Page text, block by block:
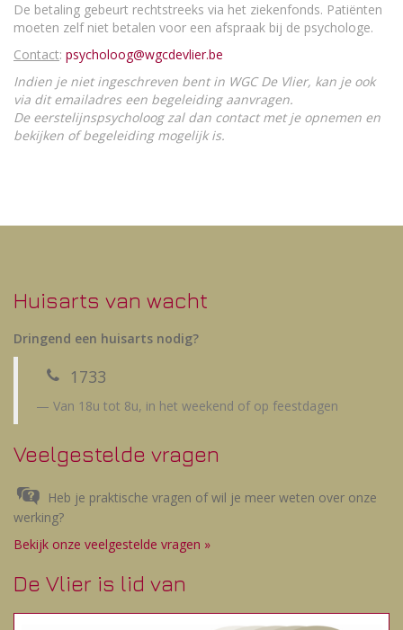
De betaling gebeurt rechtstreeks via het ziekenfonds. Patiënten
moeten zelf niet betalen voor een afspraak bij de psychologe.
Contact: psycholoog@wgcdevlier.be
Indien je niet ingeschreven bent in WGC De Vlier, kan je ook
via dit emailadres een begeleiding aanvragen.
De eerstelijnspsycholoog zal dan contact met je opnemen en
bekijken of begeleiding mogelijk is.
Huisarts van wacht
Dringend een huisarts nodig?
1733
Van 18u tot 8u, in het weekend of op feestdagen
Veelgestelde vragen
Heb je praktische vragen of wil je meer weten over onze
werking?
Bekijk onze veelgestelde vragen »
De Vlier is lid van